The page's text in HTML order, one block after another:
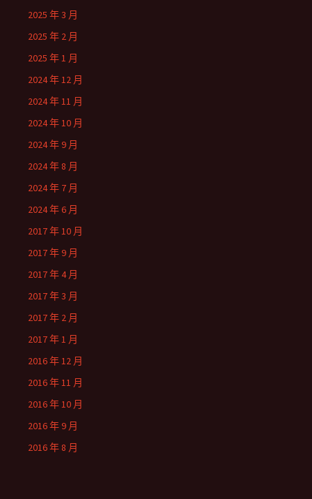
2025 年 3 月
2025 年 2 月
2025 年 1 月
2024 年 12 月
2024 年 11 月
2024 年 10 月
2024 年 9 月
2024 年 8 月
2024 年 7 月
2024 年 6 月
2017 年 10 月
2017 年 9 月
2017 年 4 月
2017 年 3 月
2017 年 2 月
2017 年 1 月
2016 年 12 月
2016 年 11 月
2016 年 10 月
2016 年 9 月
2016 年 8 月